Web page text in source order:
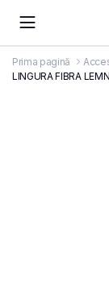
Prima pagină
LINGURA FIBRA